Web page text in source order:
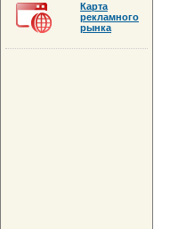
Карта
рекламного
рынка